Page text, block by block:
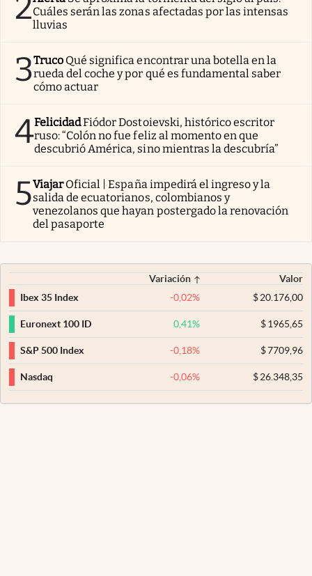
Cuáles serán las zonas afectadas por las intensas
lluvias
3Truco Qué significa encontrar una botella en la
rueda del coche y por qué es fundamental saber
cómo actuar
4FelicidadFiódor Dostoievski, histórico escritor
ruso: “Colón no fue feliz al momento en que
descubrió América, sino mientras la descubría”
5Viajar Oficial | España impedirá el ingreso y la
salida de ecuatorianos, colombianos y
venezolanos que hayan postergado la renovación
del pasaporte
Variación
Valor
Ibex 35 Index
-0,02% $20.176,00
Euronext 100 ID 0,41% $1965,65
S&P 500 Index -0,18% $7709,96
Nasdaq -0,06% $26.348,35